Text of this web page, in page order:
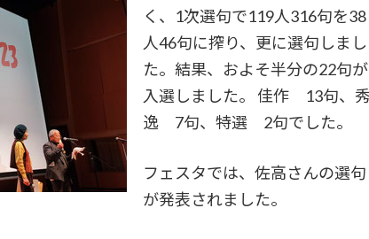
く、1次選句で119人316句を38
人46句に搾り、更に選句しまし
た。結果、およそ半分の22句が
入選しました。 佳作 13句、秀
逸 7句、特選 2句でした。
フェスタでは、佐高さんの選句
が発表されました。